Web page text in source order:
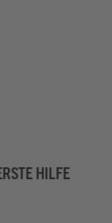
HILFE